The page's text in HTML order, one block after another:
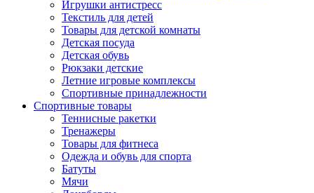
Игрушки антистресс
Текстиль для детей
Товары для детской комнаты
Детская посуда
Детская обувь
Рюкзаки детские
Летние игровые комплексы
Спортивные принадлежности
Спортивные товары
Теннисные ракетки
Тренажеры
Товары для фитнеса
Одежда и обувь для спорта
Батуты
Мячи